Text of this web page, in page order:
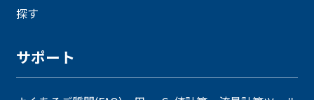
探す
サポート